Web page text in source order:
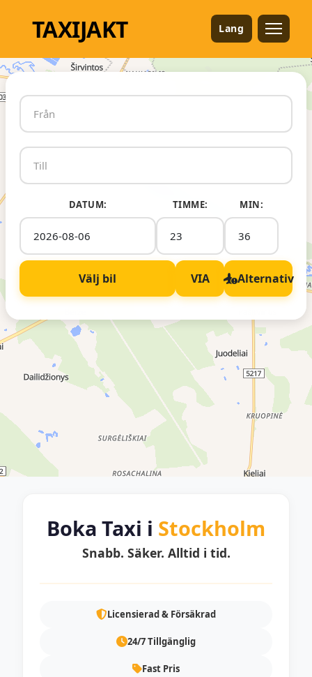
TAXIJAKT Lang
DATUM: TIMME: MIN:
Välj bil VIA Alternativ
Boka Taxi i Stockholm
Snabb. Säker. Alltid i tid.
Licensierad & Försäkrad
24/7 Tillgänglig
Fast Pris